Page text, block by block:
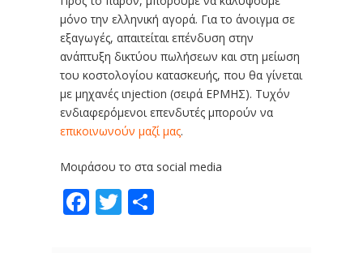
μόνο την ελληνική αγορά. Για το άνοιγμα σε
εξαγωγές, απαιτείται επένδυση στην
ανάπτυξη δικτύου πωλήσεων και στη μείωση
του κοστολογίου κατασκευής, που θα γίνεται
με μηχανές ιnjection (σειρά ΕΡΜΗΣ). Τυχόν
ενδιαφερόμενοι επενδυτές μπορούν να
επικοινωνούν μαζί μας.
Μοιράσου το στα social media
Facebook
Twitter